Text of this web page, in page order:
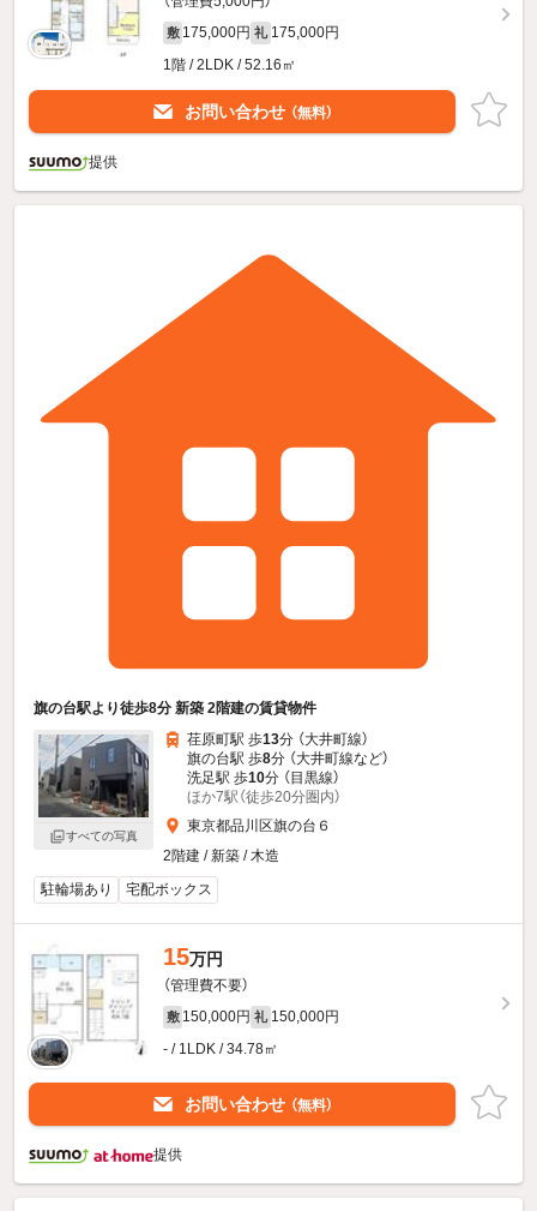
敷 175,000円 礼 175,000円
1階 / 2LDK / 52.16㎡
お問い合わせ （無料）
提供
旗の台駅より徒歩8分 新築 2階建の賃貸物件
すべての写真
荏原町駅 歩13分 （大井町線）
旗の台駅 歩8分 （大井町線など）
洗足駅 歩10分 （目黒線）
ほか7駅（徒歩20分圏内）
東京都品川区旗の台６
2階建 / 新築 / 木造
駐輪場あり
宅配ボックス
15万円
（管理費不要）
敷 150,000円 礼 150,000円
- / 1LDK / 34.78㎡
お問い合わせ （無料）
提供